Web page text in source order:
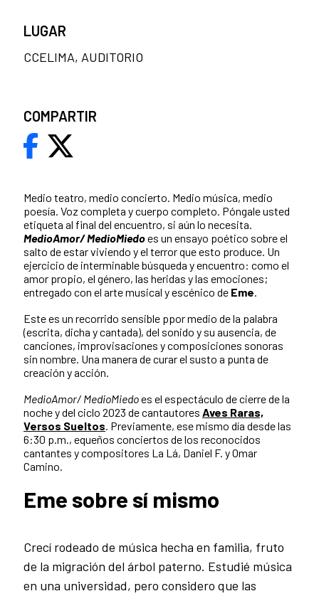
Medio teatro, medio concierto. Medio música, medio
poesía. Voz completa y cuerpo completo. Póngale usted
etiqueta al final del encuentro, si aún lo necesita.
MedioAmor/ MedioMiedoes un ensayo poético sobre el
salto de estar viviendo y el terror que esto produce. Un
ejercicio de interminable búsqueda y encuentro: como el
amor propio, el género, las heridas y las emociones;
entregado con el arte musical y escénico de Eme.
Este es un recorrido sensible ppor medio de la palabra
(escrita, dicha y cantada), del sonido y su ausencia, de
canciones, improvisaciones y composiciones sonoras
sin nombre. Una manera de curar el susto a punta de
creación y acción.
MedioAmor/ MedioMiedoes el espectáculo de cierre de la
noche y del ciclo 2023 de cantautores Aves Raras,
Versos Sueltos. Previamente, ese mismo día desde las
6:30 p.m., equeños conciertos de los reconocidos
cantantes y compositores La Lá, Daniel F. y Omar
Camino.
Eme sobre sí mismo
Crecí rodeado de música hecha en familia, fruto
de la migración del árbol paterno. Estudié música
en una universidad, pero considero que las
LUGAR
CCELIMA, AUDITORIO
COMPARTIR